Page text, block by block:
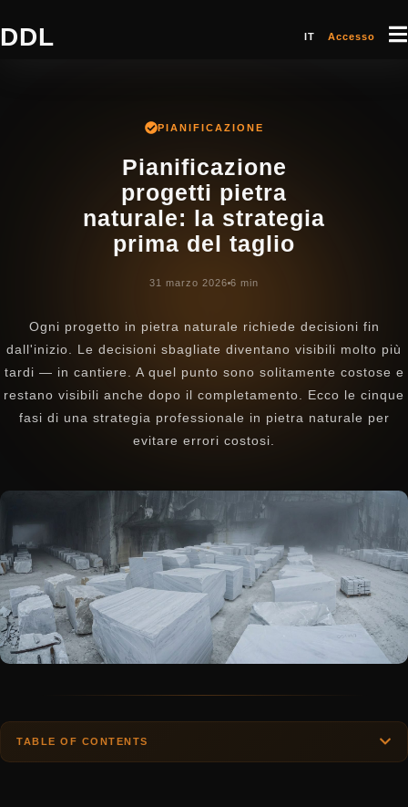
DDL IT Accesso
PIANIFICAZIONE
Pianificazione
progetti pietra
naturale: la strategia
prima del taglio
31 marzo 2026 6 min
Ogni progetto in pietra naturale richiede decisioni fin
dall'inizio. Le decisioni sbagliate diventano visibili molto più
tardi — in cantiere. A quel punto sono solitamente costose e
restano visibili anche dopo il completamento. Ecco le cinque
fasi di una strategia professionale in pietra naturale per
evitare errori costosi.
TABLE OF CONTENTS